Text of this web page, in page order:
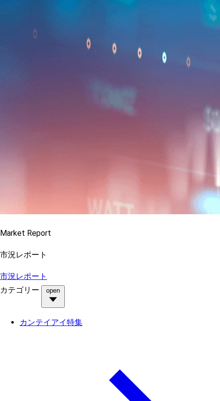
Market Report
市況レポート
市況レポート
カテゴリー
open
カンテイアイ特集